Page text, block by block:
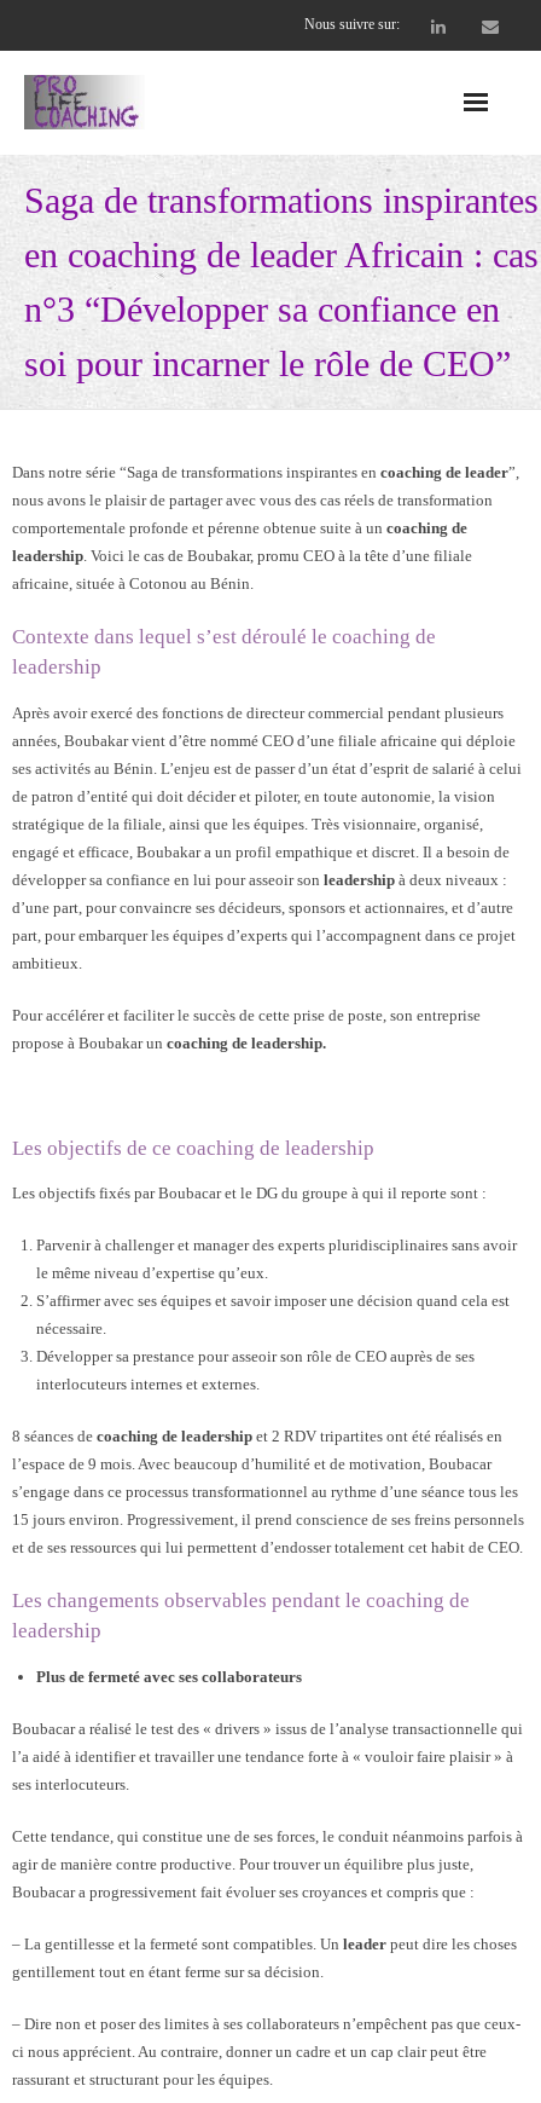
Nous suivre sur:
Accueil
Nos offres
- Entreprises
- - CEO et cadres dirigeants
- - Équipes soudées et performantes
- - Supervision Collective
- - SuperVision Collective en tandem
- - Supervision Individuelle
- - Mentoring de coach
- - l’IA au service du coach professionnel
Qui sommes-nous ?
Témoignages
Contact
Blog
Saga de transformations inspirantes
en coaching de leader Africain : cas
n°3 “Développer sa confiance en
soi pour incarner le rôle de CEO”
Dans notre série “Saga de transformations inspirantes en coaching de leader”,
nous avons le plaisir de partager avec vous des cas réels de transformation
comportementale profonde et pérenne obtenue suite à un coaching de
leadership. Voici le cas de Boubakar, promu CEO à la tête d’une filiale
africaine, située à Cotonou au Bénin.
Contexte dans lequel s’est déroulé le coaching de
leadership
Après avoir exercé des fonctions de directeur commercial pendant plusieurs
années, Boubakar vient d’être nommé CEO d’une filiale africaine qui déploie
ses activités au Bénin. L’enjeu est de passer d’un état d’esprit de salarié à celui
de patron d’entité qui doit décider et piloter, en toute autonomie, la vision
stratégique de la filiale, ainsi que les équipes. Très visionnaire, organisé,
engagé et efficace, Boubakar a un profil empathique et discret. Il a besoin de
développer sa confiance en lui pour asseoir son leadership à deux niveaux :
d’une part, pour convaincre ses décideurs, sponsors et actionnaires, et d’autre
part, pour embarquer les équipes d’experts qui l’accompagnent dans ce projet
ambitieux.
Pour accélérer et faciliter le succès de cette prise de poste, son entreprise
propose à Boubakar un coaching de leadership.
Les objectifs de ce coaching de leadership
Les objectifs fixés par Boubacar et le DG du groupe à qui il reporte sont :
Parvenir à challenger et manager des experts pluridisciplinaires sans avoir
le même niveau d’expertise qu’eux.
S’affirmer avec ses équipes et savoir imposer une décision quand cela est
nécessaire.
Développer sa prestance pour asseoir son rôle de CEO auprès de ses
interlocuteurs internes et externes.
8 séances de coaching de leadership et 2 RDV tripartites ont été réalisés en
l’espace de 9 mois. Avec beaucoup d’humilité et de motivation, Boubacar
s’engage dans ce processus transformationnel au rythme d’une séance tous les
15 jours environ. Progressivement, il prend conscience de ses freins personnels
et de ses ressources qui lui permettent d’endosser totalement cet habit de CEO.
Les changements observables pendant le coaching de
leadership
Plus de fermeté avec ses collaborateurs
Boubacar a réalisé le test des « drivers » issus de l’analyse transactionnelle qui
l’a aidé à identifier et travailler une tendance forte à « vouloir faire plaisir » à
ses interlocuteurs.
Cette tendance, qui constitue une de ses forces, le conduit néanmoins parfois à
agir de manière contre productive. Pour trouver un équilibre plus juste,
Boubacar a progressivement fait évoluer ses croyances et compris que :
– La gentillesse et la fermeté sont compatibles. Un leader peut dire les choses
gentillement tout en étant ferme sur sa décision.
– Dire non et poser des limites à ses collaborateurs n’empêchent pas que ceux-
ci nous apprécient. Au contraire, donner un cadre et un cap clair peut être
rassurant et structurant pour les équipes.